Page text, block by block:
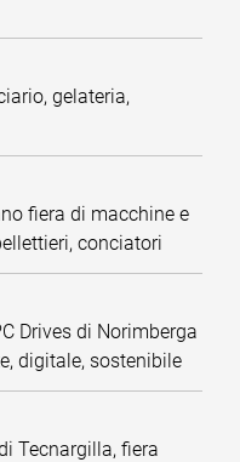
gelateria,
fiera di macchine e
conciatori
Drives di Norimberga
digitale, sostenibile
Tecnargilla, fiera